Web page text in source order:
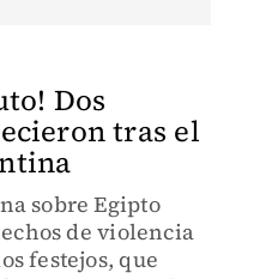
Dos
tras el
sobre Egipto
de violencia
festejos, que